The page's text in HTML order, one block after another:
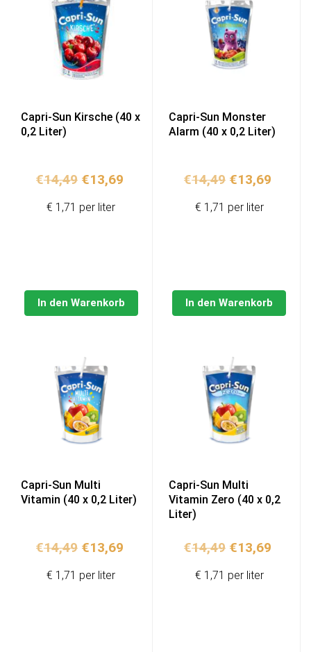
Capri-Sun Kirsche (40 x
0,2 Liter)
€14,49 Ursprünglicher
war:
€13,69Aktueller
In den Warenkorb
€ 1,71 per liter
Capri-Sun Monster
Alarm (40 x 0,2 Liter)
€14,49
war:
€13,69
In den Warenkorb
€ 1,71 per liter
Capri-Sun Multi
Vitamin (40 x 0,2 Liter)
€14,49 Ursprünglicher
war:
€13,69Aktueller
€ 1,71 per liter
Capri-Sun Multi
Vitamin Zero (40 x 0,2
Liter)
€14,49
war:
€13,69
€ 1,71 per liter